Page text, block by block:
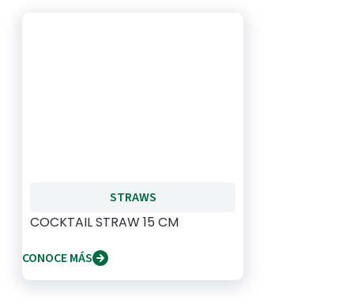
STRAWS
COCKTAIL STRAW 15 CM
CONOCE MÁS